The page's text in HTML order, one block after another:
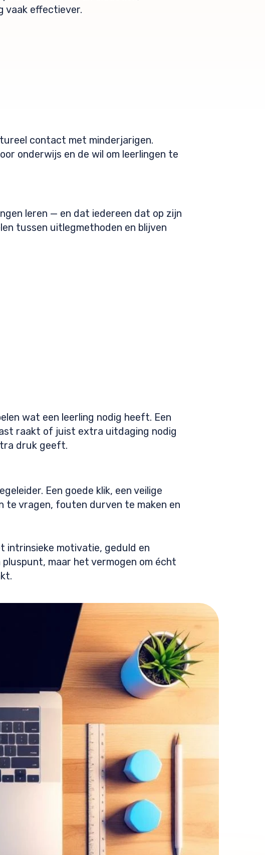
vaak effectiever.
contact met minderjarigen.
onderwijs en de wil om leerlingen te
leren — en dat iedereen dat op zijn
tussen uitlegmethoden en blijven
wat een leerling nodig heeft. Een
raakt of juist extra uitdaging nodig
druk geeft.
Een goede klik, een veilige
te vragen, fouten durven te maken en
intrinsieke motivatie, geduld en
maar het vermogen om écht